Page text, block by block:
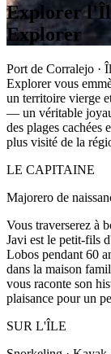
Explorer
Explorer
Port de Corralejo ·
Explorer vous
un territoire vierge
— un véritable joyau
des plages cachées
plus visité de la
LE CAPITAINE
Majorero de
Vous traverserez à
Javi est le petit-fils
Lobos pendant 60
dans la maison
vous raconte son
plaisance pour un
SUR L'ÎLE